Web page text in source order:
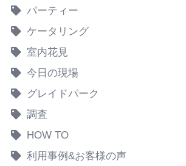
パーティー
ケータリング
室内花見
今日の現場
グレイドパーク
調査
HOW TO
利用事例&お客様の声